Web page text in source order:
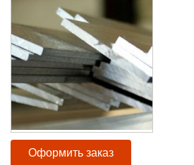
Оформить заказ